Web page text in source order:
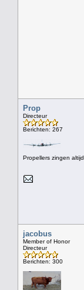
Prop
Directeur
Berichten: 267
Propellers zingen altijd
jacobus
Member of Honor
Directeur
Berichten: 300